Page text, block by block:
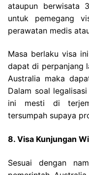
ataupun berwisata
untuk pemegang
perawatan medis
Masa berlaku visa
dapat di perpanjang
Australia maka
Dalam soal
ini mesti di
tersumpah supaya
8. Visa Kunjungan
Sesuai dengan